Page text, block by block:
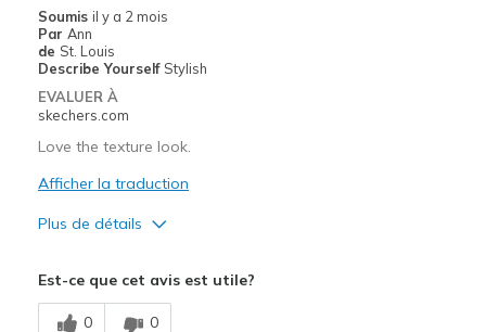
Le contre
I can't think of any right now.
Les meilleures utilisations
Casual Wear
Travel
Soumis il y a 2 mois
Par Ann
de St. Louis
Describe Yourself Stylish
EVALUER À
skechers.com
Love the texture look.
Afficher la traduction
Plus de détails
Attractive Design
Est-ce que cet avis est utile?
0 0